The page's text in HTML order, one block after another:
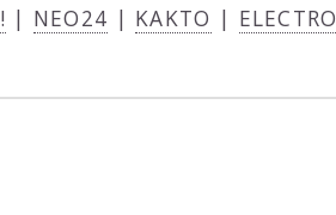
| NEO24 | KAKTO | ELECTRO